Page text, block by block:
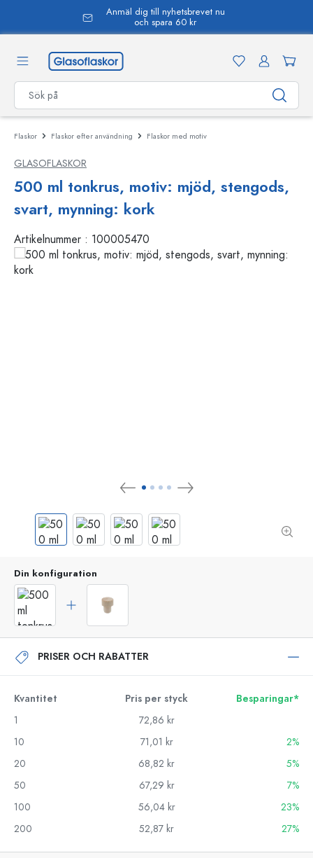
Anmäl dig till nyhetsbrevet nu
och spara 60 kr
Flaskor Flaskor efter användning Flaskor med motiv
GLASOFLASKOR
500 ml tonkrus, motiv: mjöd, stengods,
svart, mynning: kork
Artikelnummer : 100005470
Din konfiguration
PRISER OCH RABATTER
Kvantitet Pris per styck
Besparingar*
1
72,86 kr
10
71,01 kr
2%
20
68,82 kr
5%
50
67,29 kr
7%
100
56,04 kr
23%
200
52,87 kr 27%